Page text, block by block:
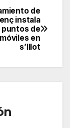
de
instala
puntos de
en
s’Illot